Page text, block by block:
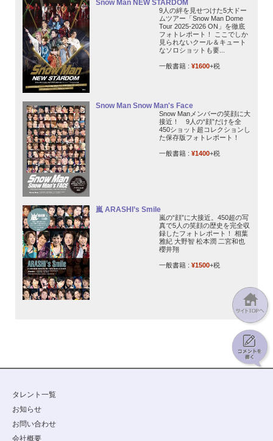
Snow Man NEW STARDOM
9人の絆を見せつけた5大ドー
ムツアー「Snow Man Dome
Tour 2025-2026 ON」を徹底
フォトレポート！ ここでしか
見られないクール＆キュート
なソロショットも要...
一般書籍 : ¥1600+税
Snow Man Snow Man's Face
Snow Manメンバーの笑顔に大
接近！ 9人の“顔”だけを全
450ショット超コレクションし
た保存版フォトレポート！
一般書籍 : ¥1400+税
嵐 ARASHI’s Smile
嵐の“顔”に大接近。450超の写
真で5人の笑顔の歴史を完全収
録したフォトレポート！ 相葉
雅紀 大野智 松本潤 二宮和也
櫻井翔
一般書籍 : ¥1500+税
タレント一覧
お知らせ
お問い合わせ
会社概要